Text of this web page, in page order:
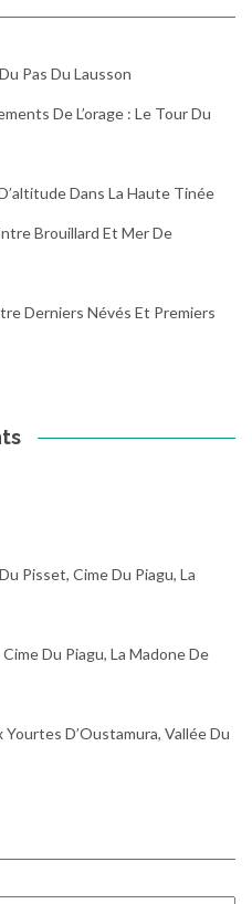
Pas Du Lausson
De L’orage : Le Tour Du
Dans La Haute Tinée
Brouillard Et Mer De
Derniers Névés Et Premiers
Pisset, Cime Du Piagu, La
Du Piagu, La Madone De
D’Oustamura, Vallée Du